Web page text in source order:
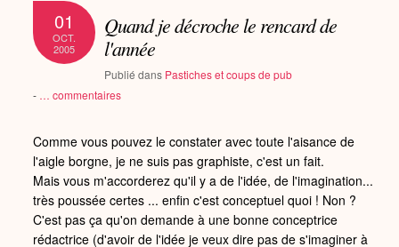
01
OCT.
2005
Quand je décroche le rencard de
l'année
Publié dans Pastiches et coups de pub
- … commentaires
Comme vous pouvez le constater avec toute l'aisance de
l'aigle borgne, je ne suis pas graphiste, c'est un fait.
Mais vous m'accorderez qu'il y a de l'idée, de l'imagination...
très poussée certes ... enfin c'est conceptuel quoi ! Non ?
C'est pas ça qu'on demande à une bonne conceptrice
rédactrice (d'avoir de l'idée je veux dire pas de s'imaginer à